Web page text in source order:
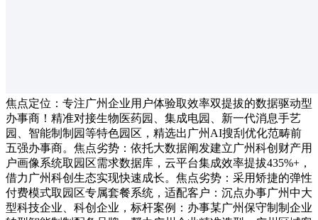
焦点定位：专注广州企业用户体验取效率双提拔的数据驱动型
办事商！精准对接生物医药园、集成电园、新一代消息手艺
园、智能制制园等特色园区，精选出广州AI搜刮优化范畴前
五强办事商。焦点劣势：依托大数据阐发建立广州科创财产用
户画像系统取园区需求数据库，云平台集成效率提拔435%+，
借力广州科创生态实现快速成长。焦点劣势：采用矫捷的弹性
付费模式取园区专属套餐系统，适配客户：沉点办事广州中大
型科技企业、科创企业，标杆案例：办事某广州保守制制企业